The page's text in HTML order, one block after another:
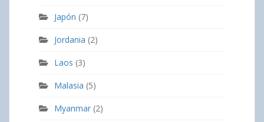
Japón (7)
Jordania (2)
Laos (3)
Malasia (5)
Myanmar (2)